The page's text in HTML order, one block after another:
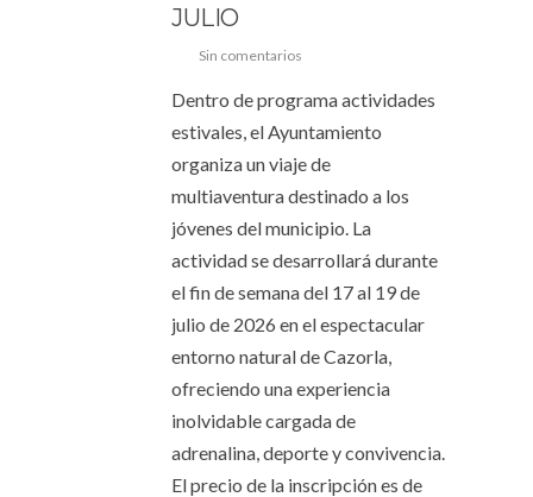
JULIO
Sin comentarios
Dentro de programa actividades
estivales, el Ayuntamiento
organiza un viaje de
multiaventura destinado a los
jóvenes del municipio. La
actividad se desarrollará durante
el fin de semana del 17 al 19 de
julio de 2026 en el espectacular
entorno natural de Cazorla,
ofreciendo una experiencia
inolvidable cargada de
adrenalina, deporte y convivencia.
El precio de la inscripción es de